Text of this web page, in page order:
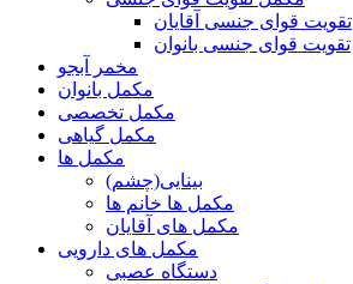
تقویت قوای جنسی آقایان
تقویت قوای جنسی بانوان
مخمر آبجو
مکمل بانوان
مکمل تخصصی
مکمل گیاهی
مکمل ها
بینایی(چشم)
مکمل ها خانم ها
مکمل های آقایان
مکمل های دارویی
دستگاه عصبی